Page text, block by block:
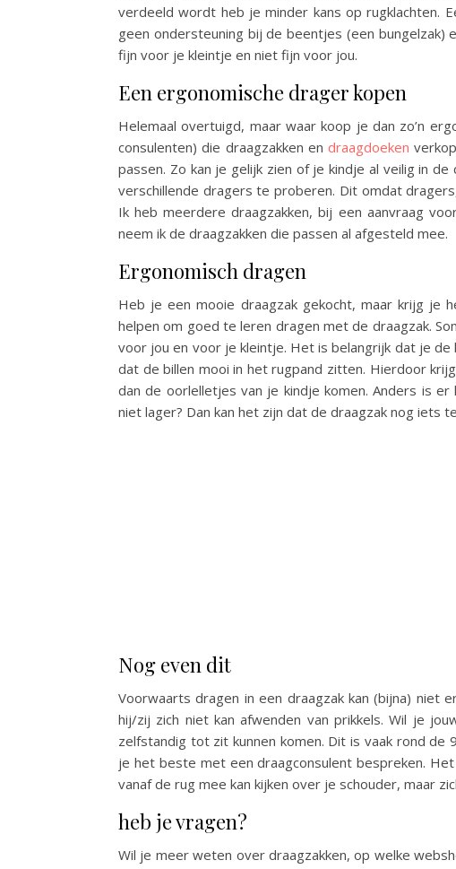
verdeeld wordt heb je minder kans op rugklachten.
geen ondersteuning bij de beentjes (een
fijn voor je kleintje en niet fijn voor jou.
Een ergonomische drager kopen
Helemaal overtuigd, maar waar koop je dan zo’n
consulenten) die draagzakken en draagdoeken
passen. Zo kan je gelijk zien of je kindje al veilig in
verschillende dragers te proberen. Dit omdat
Ik heb meerdere draagzakken, bij een aanvraag
neem ik de draagzakken die passen al afgesteld mee.
Ergonomisch dragen
Heb je een mooie draagzak gekocht, maar krijg je
helpen om goed te leren dragen met de draagzak.
voor jou en voor je kleintje. Het is belangrijk dat je de
dat de billen mooi in het rugpand zitten. Hierdoor
dan de oorlelletjes van je kindje komen. Anders is
niet lager? Dan kan het zijn dat de draagzak nog iets
Nog even dit
Voorwaarts dragen in een draagzak kan (bijna) niet
hij/zij zich niet kan afwenden van prikkels. Wil je
zelfstandig tot zit kunnen komen. Dit is vaak rond de
je het beste met een draagconsulent bespreken.
vanaf de rug mee kan kijken over je schouder, maar
heb je vragen?
Wil je meer weten over draagzakken, op welke